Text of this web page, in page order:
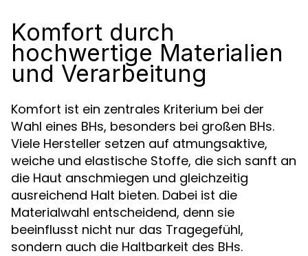
Komfort durch
hochwertige Materialien
und Verarbeitung
Komfort ist ein zentrales Kriterium bei der
Wahl eines BHs, besonders bei großen BHs.
Viele Hersteller setzen auf atmungsaktive,
weiche und elastische Stoffe, die sich sanft an
die Haut anschmiegen und gleichzeitig
ausreichend Halt bieten. Dabei ist die
Materialwahl entscheidend, denn sie
beeinflusst nicht nur das Tragegefühl,
sondern auch die Haltbarkeit des BHs.